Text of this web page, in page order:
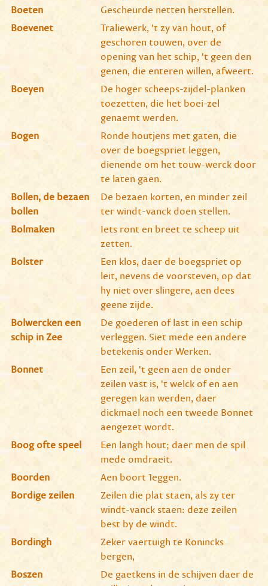
Boeten
Gescheurde netten herstellen.
Boevenet
Traliewerk, 't zy van hout, of
geschoren touwen, over de
opening van het schip, 't geen den
genen, die enteren willen, afweert.
Boeyen
De hoger scheeps-zijdel-planken
toezetten, die het boei-zel
genaemt werden.
Bogen
Ronde houtjens met gaten, die
over de boegspriet leggen,
dienende om het touw-werck door
te laten gaen.
Bollen, de bezaen
bollen
De bezaen korten, en minder zeil
ter windt-vanck doen stellen.
Bolmaken
Iets ront en breet te scheep uit
zetten.
Bolster
Een klos, daer de boegspriet op
leit, nevens de voorsteven, op dat
hy niet over slingere, aen dees
geene zijde.
Bolwercken een
schip in Zee
De goederen of last in een schip
verleggen. Siet mede een andere
betekenis onder Werken.
Bonnet
Een zeil, 't geen aen de onder
zeilen vast is, 't welck of en aen
geregen kan werden, daer
dickmael noch een tweede Bonnet
aengezet wordt.
Boog ofte speel
Een langh hout; daer men de spil
mede omdraeit.
Boorden
Aen boort 1eggen.
Bordige zeilen
Zeilen die plat staen, als zy ter
windt-vanck staen: deze zeilen
best by de windt.
Bordingh
Zeker vaertuigh te Konincks
bergen,
Boszen
De gaetkens in de schijven daer de